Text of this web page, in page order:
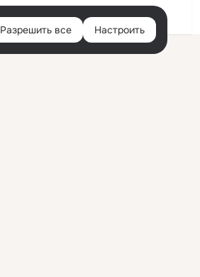
Войти
Разрешить все Настроить